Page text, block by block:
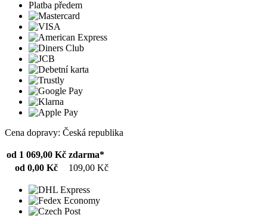
Platba předem
Cena dopravy: Česká republika
od 1 069,00 Kč zdarma*
od 0,00 Kč
109,00 Kč